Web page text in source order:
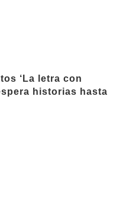
‘La letra con
historias hasta